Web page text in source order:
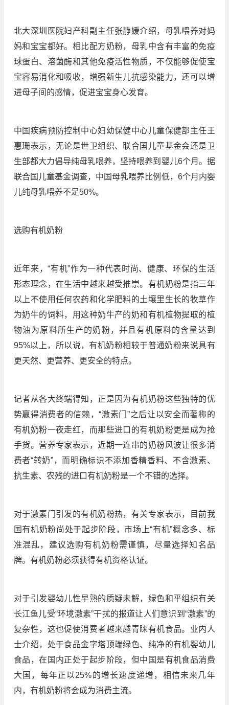
北大深圳医院妇产科副主任张静媛介绍，母乳喂养对妈
妈和宝宝都好。相比配方奶粉，母乳中含有丰富的免疫
球蛋白、溶菌酶和其他免疫活性物质，不仅能够促使宝
宝容易消化和吸收，增强新生儿抗感染能力，还可以增
进母子间的感情，促进宝宝身心发育。
中国疾病预防控制中心妇幼保健中心儿童保健部主任王
惠珊表示，无论是世卫组织、联合国儿童基金会还是卫
生部都大力倡导纯母乳喂养，坚持喂养到婴儿6个月。据
联合国儿童基金调查，中国母乳喂养比例低，6个月内婴
儿纯母乳喂养不足50%。
选购有机奶粉
近年来，“有机”作为一种代表时尚、健康、环保的生活
形态理念，在生活中越来越受推崇。有机奶粉是指三年
以上不使用任何农药和化学肥料的土壤里生长的牧草作
为奶牛的饲料，用这种奶牛产的奶和有机植物提取的植
物油为原料所生产的奶粉，并且有机原料的含量达到
95%以上，所以说，有机奶粉相较于普通奶粉来说具有
更天然、更营养、更安全的特点。
记者从各大终端得知，正是因为有机奶粉这些独特的优
势赢得消费者的信赖，“激素门”之后让以安全而著称的
有机奶粉一夜走红，而那些进口的有机奶粉更是成为抢
手货。营养专家表示，近期一连串的奶粉风波让很多消
费者“转奶”，而明确标识不添加香精香料、不含激素、
抗生素、农残的进口有机奶粉是一个不错的选择。
对于激素门引发的有机奶粉热，有关专家表示，目前我
国有机奶粉尚处于起步阶段，市场上“有机”概念多、标
准混乱，建议选购有机奶粉需谨慎，尽量选择知名品
牌。有机奶粉必须获得有机资格认证。
对于引发婴幼儿性早熟的质疑未解，绿色和平组织有关
长江鱼儿受“环境激素”干扰的报道让人们意识到“激素”的
复杂性，这也促使消费者越来越青睐有机食品。业内人
士介绍，处于食品金字塔顶端绿色、纯净的有机婴幼儿
食品，在国内正处于起步阶段，但中国是有机食品消费
大国，每年正以25%的增长速度递增，相信未来几年
内，有机奶粉将会成为消费主流。